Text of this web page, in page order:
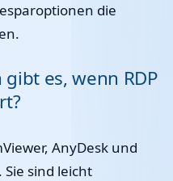
die
es, wenn RDP
AnyDesk und
sind leicht